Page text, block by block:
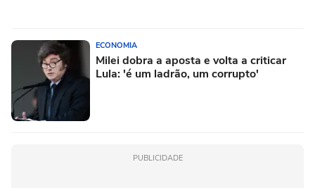
ECONOMIA
Milei dobra a aposta e volta a criticar
Lula: 'é um ladrão, um corrupto'
PUBLICIDADE